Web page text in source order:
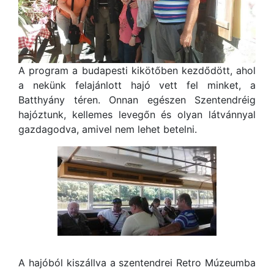
A program a budapesti kikötőben kezdődött, ahol
a nekünk felajánlott hajó vett fel minket, a
Batthyány téren. Onnan egészen Szentendréig
hajóztunk, kellemes levegőn és olyan látvánnyal
gazdagodva, amivel nem lehet betelni.
A hajóból kiszállva a szentendrei Retro Múzeumba